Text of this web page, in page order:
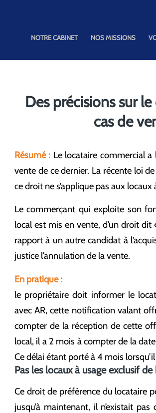
NOTRE CABINET NOS MISSIONS
Des précisions sur
cas de
Résumé : Le locataire commercial a
vente de ce dernier. La récente loi
ce droit ne s’applique pas aux
Le commerçant qui exploite son
local est mis en vente, d’un droit
rapport à un autre candidat à
justice l’annulation de la vente.
En pratique :
le propriétaire doit informer le
avec AR, cette notification valant
compter de la réception de cette
local, il a 2 mois à compter de la
Ce délai étant porté à 4 mois
Pas les locaux à usage exclusif
Ce droit de préférence du locataire
jusqu’à maintenant, il n’existait